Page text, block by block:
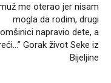
me oterao jer nisam
mogla da rodim, drugi
napravio dete, a
Gorak život Seke iz
Bijeljine